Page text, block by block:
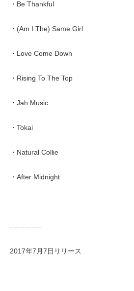
・Be Thankful
・(Am I The) Same Girl
・Love Come Down
・Rising To The Top
・Jah Music
・Tokai
・Natural Collie
・After Midnight
-------------
2017年7月7日リリース